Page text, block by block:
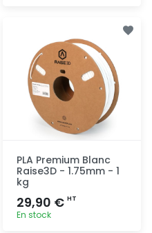
PLA Premium Blanc
Raise3D - 1.75mm - 1
kg
29,90 € HT
En stock